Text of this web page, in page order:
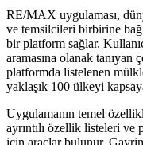
RE/MAX uygulaması,
ve temsilcileri birbirine
bir platform sağlar.
aramasına olanak
platformda listelenen
yaklaşık 100 ülkeyi
Uygulamanın temel
ayrıntılı özellik listeleri
için araçlar bulunur.